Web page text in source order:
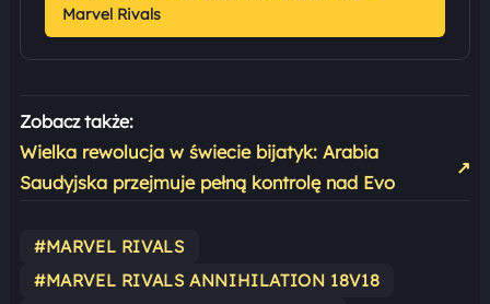
Marvel Rivals
Zobacz także:
Wielka rewolucja w świecie bijatyk: Arabia
Saudyjska przejmuje pełną kontrolę nad Evo
↗
#MARVEL RIVALS
#MARVEL RIVALS ANNIHILATION 18V18